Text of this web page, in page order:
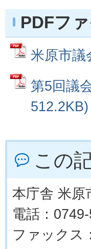
PDFフ
米原市議
第5回議
512.2KB)
この
本庁舎 米原
電話：
ファックス